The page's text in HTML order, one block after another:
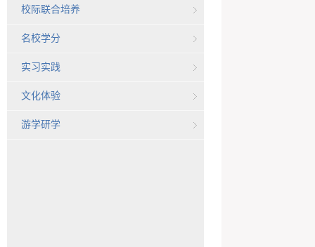
校际联合培养
名校学分
实习实践
文化体验
游学研学